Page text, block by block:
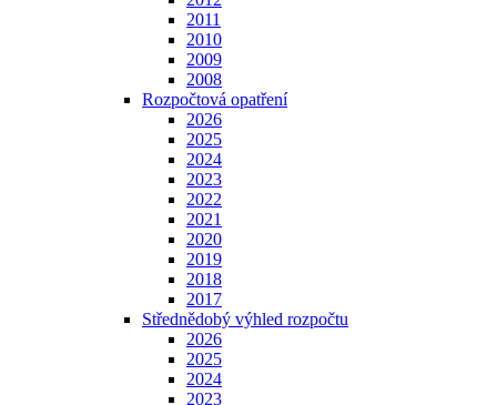
2011
2010
2009
2008
Rozpočtová opatření
2026
2025
2024
2023
2022
2021
2020
2019
2018
2017
Střednědobý výhled rozpočtu
2026
2025
2024
2023